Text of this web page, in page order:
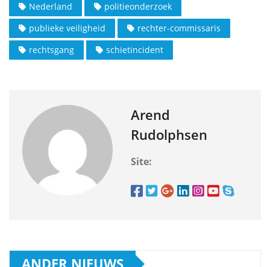
Nederland
politieonderzoek
publieke veiligheid
rechter-commissaris
rechtsgang
schietincident
Arend
Rudolphsen
Site: